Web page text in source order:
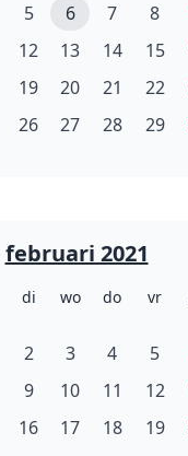
5 6 7 8
12 13 14 15
19 20 21 22
26 27 28 29
februari 2021
di wo do vr
2 3 4 5
9 10 11 12
16 17 18 19